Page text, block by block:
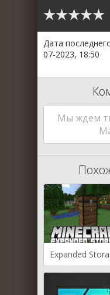
Дата
07-2023, 18:50
Мы ждем